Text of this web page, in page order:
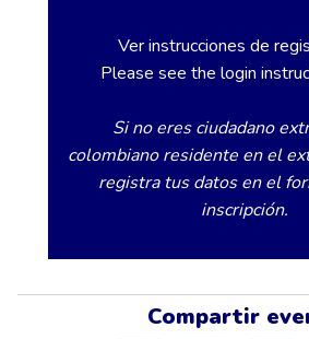
Ver instrucciones de
Please see the login
Si no eres ciudadano
colombiano residente en el
registra tus datos en el
inscripción.
Compartir